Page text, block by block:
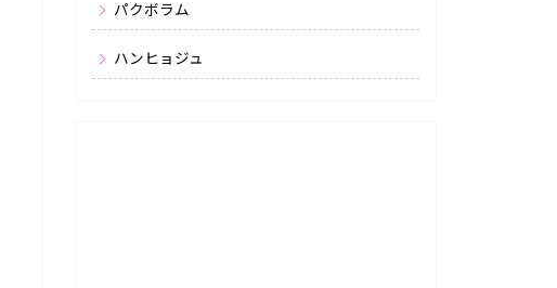
パクボラム
ハンヒョジュ